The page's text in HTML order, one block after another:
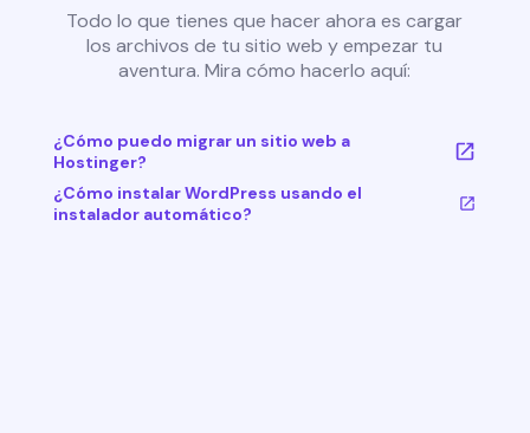
Todo lo que tienes que hacer ahora es cargar
los archivos de tu sitio web y empezar tu
aventura. Mira cómo hacerlo aquí:
¿Cómo puedo migrar un sitio web a
Hostinger?
¿Cómo instalar WordPress usando el
instalador automático?